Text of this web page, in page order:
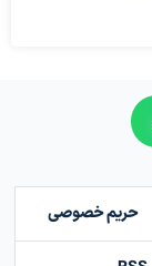
حریم خصوصی